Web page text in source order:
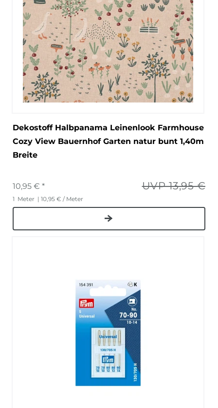
Dekostoff Halbpanama Leinenlook Farmhouse
Cozy View Bauernhof Garten natur bunt 1,40m
Breite
UVP 13,95 €
10,95 € *
1 Meter | 10,95 € / Meter